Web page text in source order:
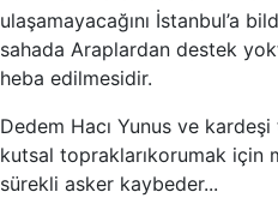
ulaşamayacağını İstanbul’a
sahada Araplardan destek
heba edilmesidir.
Dedem Hacı Yunus ve
kutsal topraklarıkorumak için
sürekli asker kaybeder...